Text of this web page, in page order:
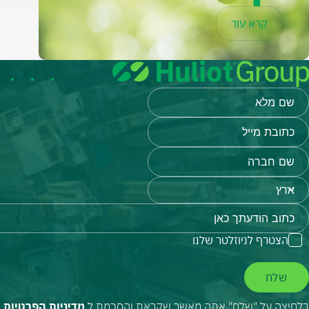
קרא עוד
הצטרף לניוזלטר שלנו
שלח
בלחיצה על "שלח" אתה מאשר שקראת והסכמת ל מדיניות הפרטיות